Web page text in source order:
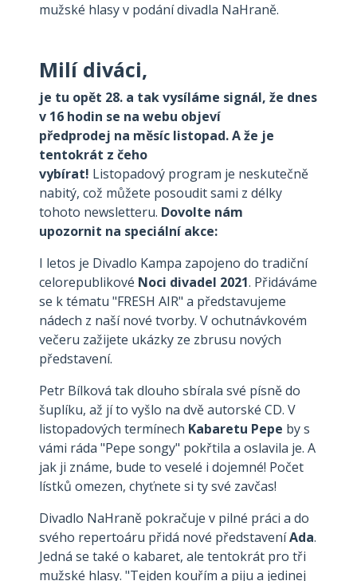
mužské hlasy v podání divadla NaHraně.
Milí diváci,
je tu opět 28. a tak vysíláme signál, že dnes
v 16 hodin se na webu objeví
předprodej na měsíc listopad. A že je
tentokrát z čeho
vybírat! Listopadový program je neskutečně
nabitý, což můžete posoudit sami z délky
tohoto newsletteru. Dovolte nám
upozornit na speciální akce:
I letos je Divadlo Kampa zapojeno do tradiční
celorepublikové Noci divadel 2021. Přidáváme
se k tématu "FRESH AIR" a představujeme
nádech z naší nové tvorby. V ochutnávkovém
večeru zažijete ukázky ze zbrusu nových
představení.
Petr Bílková tak dlouho sbírala své písně do
šuplíku, až jí to vyšlo na dvě autorské CD. V
listopadových termínech Kabaretu Pepe by s
vámi ráda "Pepe songy" pokřtila a oslavila je. A
jak ji známe, bude to veselé i dojemné! Počet
lístků omezen, chyťnete si ty své zavčas!
Divadlo NaHraně pokračuje v pilné práci a do
svého repertoáru přidá nové představeníAda.
Jedná se také o kabaret, ale tentokrát pro tři
mužské hlasy. "Tejden kouřím a piju a jedinej